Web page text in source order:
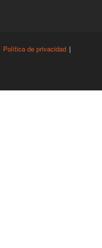
Política de privacidad |